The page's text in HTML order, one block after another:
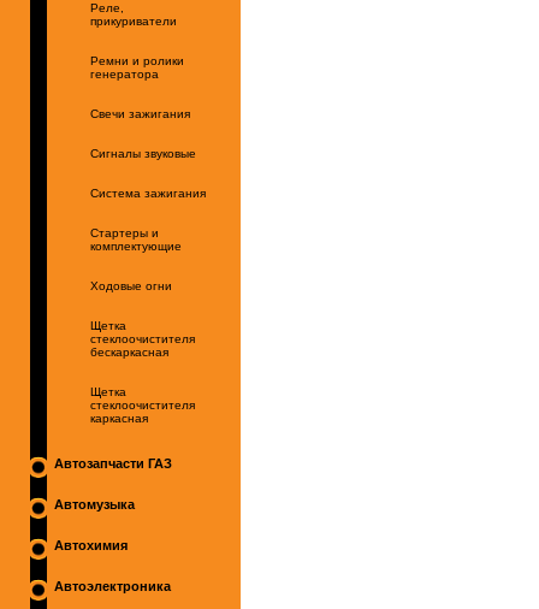
Реле,
прикуриватели
Ремни и ролики
генератора
Свечи зажигания
Сигналы звуковые
Система зажигания
Стартеры и
комплектующие
Ходовые огни
Щетка
стеклоочистителя
бескаркасная
Щетка
стеклоочистителя
каркасная
Автозапчасти ГАЗ
Автомузыка
Автохимия
Автоэлектроника